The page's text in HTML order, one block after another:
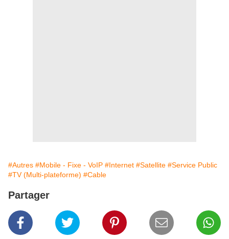
#Autres #Mobile - Fixe - VoIP #Internet #Satellite #Service Public
#TV (Multi-plateforme) #Cable
Partager